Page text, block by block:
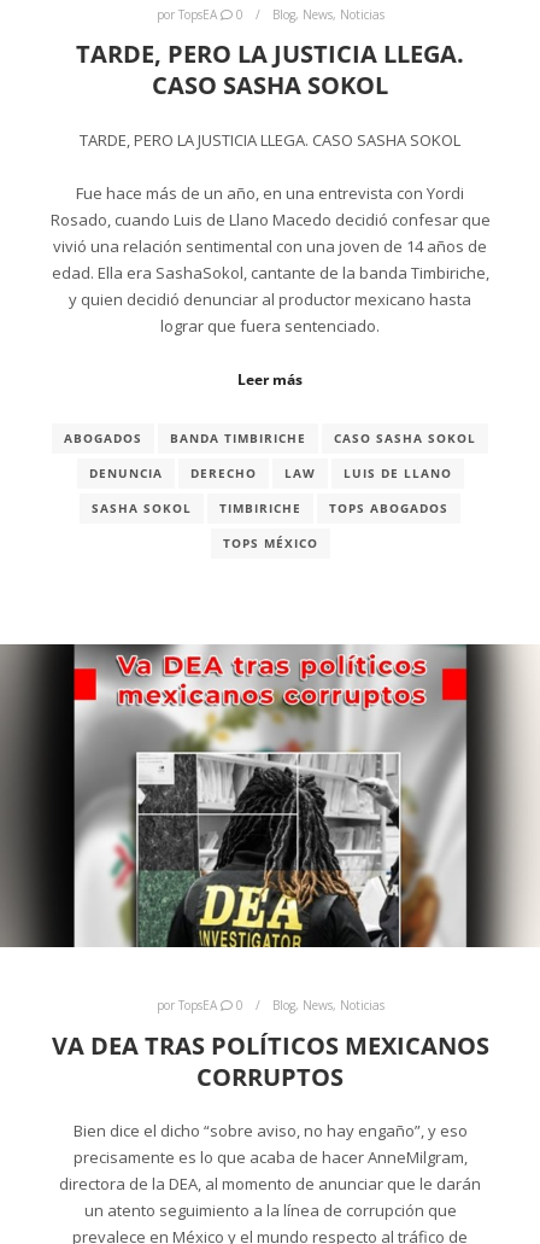
por TopsEA 0 Blog, News, Noticias
TARDE, PERO LA JUSTICIA LLEGA.
CASO SASHA SOKOL
TARDE, PERO LA JUSTICIA LLEGA. CASO SASHA SOKOL
Fue hace más de un año, en una entrevista con Yordi
Rosado, cuando Luis de Llano Macedo decidió confesar que
vivió una relación sentimental con una joven de 14 años de
edad. Ella era SashaSokol, cantante de la banda Timbiriche,
y quien decidió denunciar al productor mexicano hasta
lograr que fuera sentenciado.
Leer más
ABOGADOS BANDA TIMBIRICHE CASO SASHA SOKOL
DENUNCIA DERECHO LAW LUIS DE LLANO
SASHA SOKOL TIMBIRICHE TOPS ABOGADOS
TOPS MÉXICO
por TopsEA 0 Blog, News, Noticias
VA DEA TRAS POLÍTICOS MEXICANOS
CORRUPTOS
Bien dice el dicho “sobre aviso, no hay engaño”, y eso
precisamente es lo que acaba de hacer AnneMilgram,
directora de la DEA, al momento de anunciar que le darán
un atento seguimiento a la línea de corrupción que
prevalece en México y el mundo respecto al tráfico de